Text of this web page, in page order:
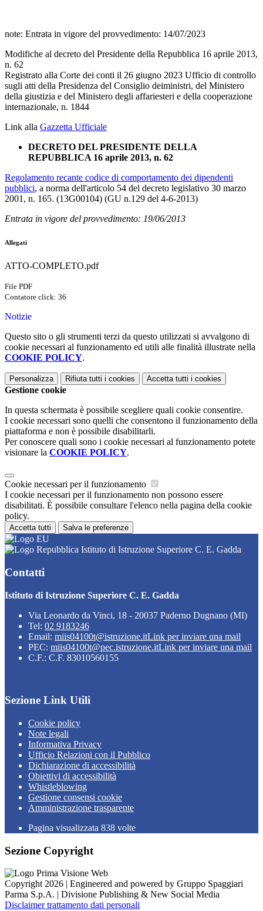
note: Entrata in vigore del provvedimento: 14/07/2023
Modifiche al decreto del Presidente della Repubblica 16 aprile 2013,
n. 62
Registrato alla Corte dei conti il 26 giugno 2023 Ufficio di controllo
sugli atti della Presidenza del Consiglio deiministri, del Ministero
della giustizia e del Ministero degli affariesteri e della cooperazione
internazionale, n. 1844
Link alla Gazzetta Ufficiale
DECRETO DEL PRESIDENTE DELLA
REPUBBLICA 16 aprile 2013, n. 62
Regolamento recante codice di comportamento dei dipendenti
pubblici, a norma dell'articolo 54 del decreto legislativo 30 marzo
2001, n. 165. (13G00104) (GU n.129 del 4-6-2013)
Entrata in vigore del provvedimento: 19/06/2013
Allegati
ATTO-COMPLETO.pdf
File PDF
Contatore click: 36
Notizie
Questo sito o gli strumenti terzi da questo utilizzati si avvalgono di
cookie necessari al funzionamento ed utili alle finalità illustrate nella
COOKIE POLICY.
Personalizza Rifiuta tutti i cookies Accetta tutti i cookies
Gestione cookie
In questa schermata è possibile scegliere quali cookie consentire.
I cookie necessari sono quelli che consentono il funzionamento della
piattaforma e non è possibile disabilitarli.
Per conoscere quali sono i cookie necessari al funzionamento potete
visionare la COOKIE POLICY.
Cookie necessari per il funzionamento
I cookie necessari per il funzionamento non possono essere
disabilitati. È possibile consultare l'elenco nella pagina della cookie
policy.
Accetta tutti Salva le preferenze
Istituto di Istruzione Superiore C. E. Gadda
Contatti
Istituto di Istruzione Superiore C. E. Gadda
Via Leonardo da Vinci, 18 - 20037 Paderno Dugnano (MI)
Tel: 02 9183246
Email: miis04100t@istruzione.itLink per inviare una mail
PEC: miis04100t@pec.istruzione.itLink per inviare una mail
C.F.: C.F. 83010560155
Sezione Link Utili
Cookie policy
Note legali
Informativa Privacy
Ufficio Relazioni con il Pubblico
Dichiarazione di accessibilità
Obiettivi di accessibilità
Whistleblowing
Gestione consensi cookie
Amministrazione trasparente
Pagina visualizzata 838 volte
Sezione Copyright
Copyright 2026 | Engineered and powered by Gruppo Spaggiari
Parma S.p.A. | Divisione Publishing & New Social Media
Disclaimer trattamento dati personali